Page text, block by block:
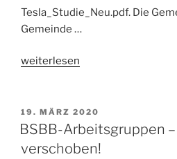
Tesla_Studie_Neu.pdf. Die
Gemeinde …
„Nochmals:
weiterlesen
VERÖFFENTLICHT
AM
19. MÄRZ 2020
BSBB-Arbeitsgruppen
verschoben!